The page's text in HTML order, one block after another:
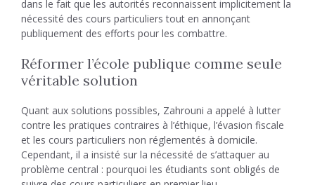
dans le fait que les autorités reconnaissent implicitement la
nécessité des cours particuliers tout en annonçant
publiquement des efforts pour les combattre.
Réformer l’école publique comme seule
véritable solution
Quant aux solutions possibles, Zahrouni a appelé à lutter
contre les pratiques contraires à l’éthique, l’évasion fiscale
et les cours particuliers non réglementés à domicile.
Cependant, il a insisté sur la nécessité de s’attaquer au
problème central : pourquoi les étudiants sont obligés de